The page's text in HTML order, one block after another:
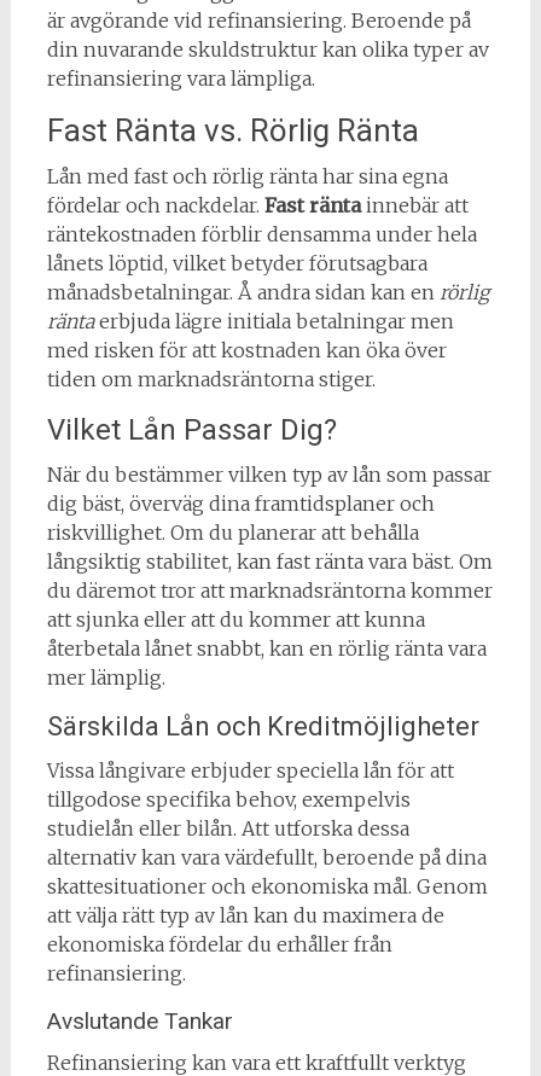
är avgörande vid refinansiering. Beroende på
din nuvarande skuldstruktur kan olika typer av
refinansiering vara lämpliga.
Fast Ränta vs. Rörlig Ränta
Lån med fast och rörlig ränta har sina egna
fördelar och nackdelar. Fast räntainnebär att
räntekostnaden förblir densamma under hela
lånets löptid, vilket betyder förutsagbara
månadsbetalningar. Å andra sidan kan en rörlig
räntaerbjuda lägre initiala betalningar men
med risken för att kostnaden kan öka över
tiden om marknadsräntorna stiger.
Vilket Lån Passar Dig?
När du bestämmer vilken typ av lån som passar
dig bäst, överväg dina framtidsplaner och
riskvillighet. Om du planerar att behålla
långsiktig stabilitet, kan fast ränta vara bäst. Om
du däremot tror att marknadsräntorna kommer
att sjunka eller att du kommer att kunna
återbetala lånet snabbt, kan en rörlig ränta vara
mer lämplig.
Särskilda Lån och Kreditmöjligheter
Vissa långivare erbjuder speciella lån för att
tillgodose specifika behov, exempelvis
studielån eller bilån. Att utforska dessa
alternativ kan vara värdefullt, beroende på dina
skattesituationer och ekonomiska mål. Genom
att välja rätt typ av lån kan du maximera de
ekonomiska fördelar du erhåller från
refinansiering.
Avslutande Tankar
Refinansiering kan vara ett kraftfullt verktyg